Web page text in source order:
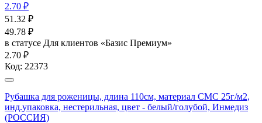
2.70 ₽
51.32 ₽
49.78 ₽
в статусе Для клиентов «Базис Премиум»
2.70 ₽
Код: 22373
Рубашка для роженицы, длина 110см, материал СМС 25г/м2,
инд.упаковка, нестерильная, цвет - белый/голубой, Инмедиз
(РОССИЯ)